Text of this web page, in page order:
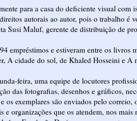
para a casa do deficiente visual com
autorais ao autor, pois o trabalho é
Susi Maluf, gerente de distribuição de
empréstimos e estiveram entre os livros
A cidade do sol, de Khaled Hosseini e
feira, uma equipe de locutores
das fotografias, desenhos e gráficos,
os exemplares são enviados pelo
e organizações que os atendem, nos